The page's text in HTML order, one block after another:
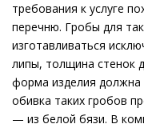
требования к услуге
перечню. Гробы для
изготавливаться
липы, толщина стенок
форма изделия
обивка таких гробов
— из белой бязи. В